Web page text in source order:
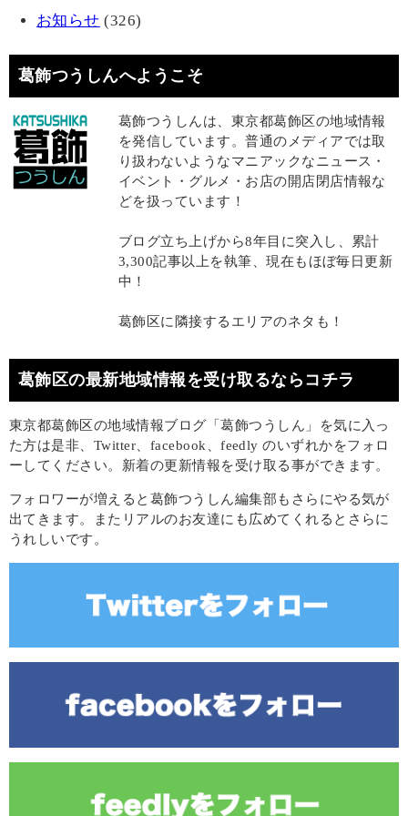
お知らせ (326)
葛飾つうしんへようこそ
葛飾つうしんは、東京都葛飾区の地域情報
を発信しています。普通のメディアでは取
り扱わないようなマニアックなニュース・
イベント・グルメ・お店の開店閉店情報な
どを扱っています！
ブログ立ち上げから8年目に突入し、累計
3,300記事以上を執筆、現在もほぼ毎日更新
中！
葛飾区に隣接するエリアのネタも！
葛飾区の最新地域情報を受け取るならコチラ
東京都葛飾区の地域情報ブログ「葛飾つうしん」を気に入っ
た方は是非、Twitter、facebook、feedly のいずれかをフォロ
ーしてください。新着の更新情報を受け取る事ができます。
フォロワーが増えると葛飾つうしん編集部もさらにやる気が
出てきます。またリアルのお友達にも広めてくれるとさらに
うれしいです。